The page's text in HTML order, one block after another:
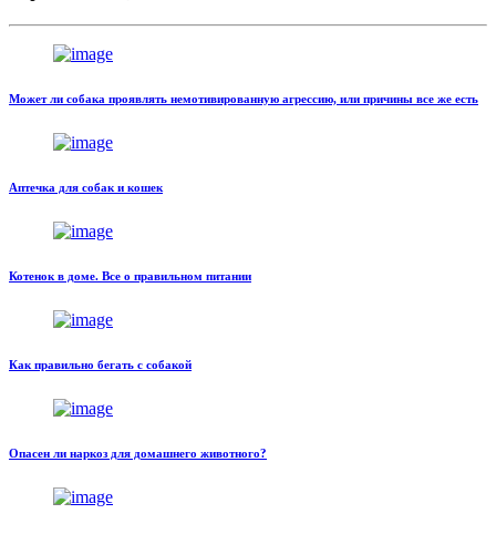
Может ли собака проявлять немотивированную агрессию, или причины все же есть
Аптечка для собак и кошек
Котенок в доме. Все о правильном питании
Как правильно бегать с собакой
Опасен ли наркоз для домашнего животного?